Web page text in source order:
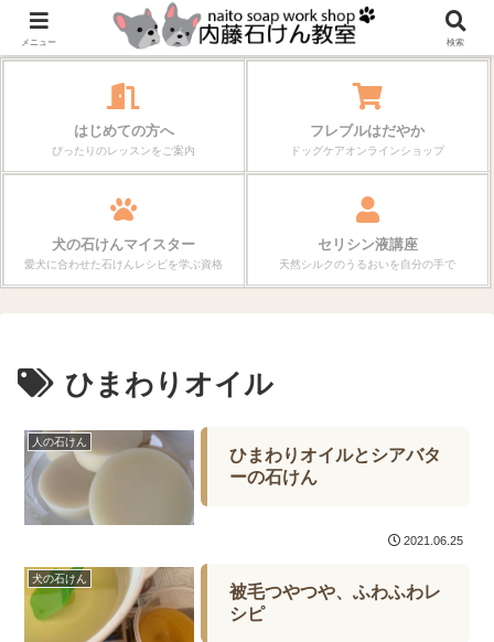
作る楽しさが、毎日の暮らしを変えていく。
はじめての方へ
ぴったりのレッスンをご案内
フレブルはだやか
ドッグケアオンラインショップ
犬の石けんマイスター
愛犬に合わせた石けんレシピを学ぶ資格
セリシン液講座
天然シルクのうるおいを自分の手で
ひまわりオイル
人の石けん
ひまわりオイルとシアバタ
ーの石けん
2021.06.25
犬の石けん
被毛つやつや、ふわふわレ
シピ
メニュー 検索